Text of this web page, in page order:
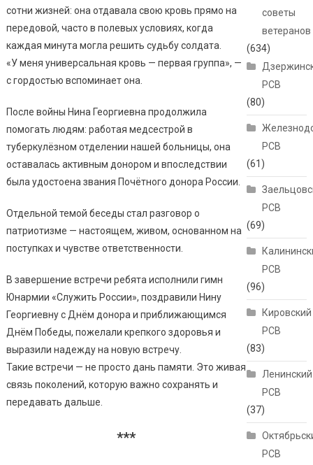
сотни жизней: она отдавала свою кровь прямо на
передовой, часто в полевых условиях, когда
каждая минута могла решить судьбу солдата.
«У меня универсальная кровь — первая группа», —
с гордостью вспоминает она.
После войны Нина Георгиевна продолжила
помогать людям: работая медсестрой в
туберкулёзном отделении нашей больницы, она
оставалась активным донором и впоследствии
была удостоена звания Почётного донора России.
Отдельной темой беседы стал разговор о
патриотизме — настоящем, живом, основанном на
поступках и чувстве ответственности.
В завершение встречи ребята исполнили гимн
Юнармии «Служить России», поздравили Нину
Георгиевну с Днём донора и приближающимся
Днём Победы, пожелали крепкого здоровья и
выразили надежду на новую встречу.
Такие встречи — не просто дань памяти. Это живая
связь поколений, которую важно сохранять и
передавать дальше.
***
советы
ветеранов
(634)
РСВ
(80)
РСВ
(61)
РСВ
(69)
РСВ
(96)
Кировский
РСВ
(83)
Ленинский
РСВ
(37)
РСВ